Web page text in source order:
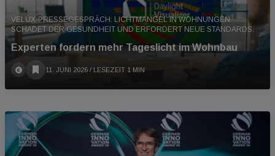
VELUX-PRESSEGESPRÄCH: LICHTMANGEL IN WOHNUNGEN
SCHADET DER GESUNDHEIT UND ERFORDERT NEUE STANDARDS.
Experten fordern mehr Tageslicht im Wohnbau
11. JUNI 2026 / LESEZEIT 1 MIN